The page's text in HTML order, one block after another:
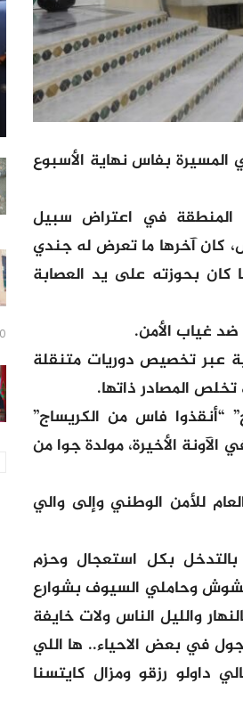
بفاس نهاية الأسبوع
المنطقة في اعتراض سبيل
كان آخرها ما تعرض له جندي
كان بحوزته على يد العصابة
غياب الأمن.
عبر تخصيص دوريات متنقلة
المصادر ذاتها.
فاس من الكريساج”
الأخيرة، مولدة جوا من
للأمن الوطني وإلى والي
بكل استعجال وحزم
وحاملي السيوف بشوارع
والليل الناس ولات خايفة
في بعض الاحياء.. ها اللي
داولو رزقو ومزال كايتسنا
20